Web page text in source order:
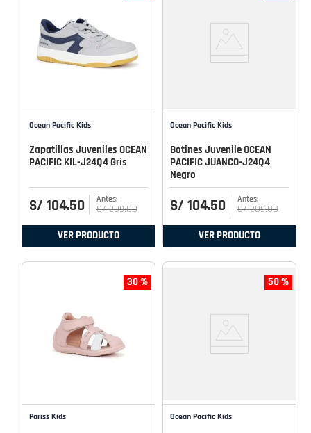
Ocean Pacific Kids
Zapatillas Juveniles OCEAN
PACIFIC KIL-J24Q4 Gris
S/ 104.50 S/ 209.00
VER PRODUCTO
Ocean Pacific Kids
Botines Juvenile OCEAN
PACIFIC JUANCO-J24Q4
Negro
S/ 104.50 S/ 209.00
VER PRODUCTO
30 %
Pariss Kids
50 %
Ocean Pacific Kids